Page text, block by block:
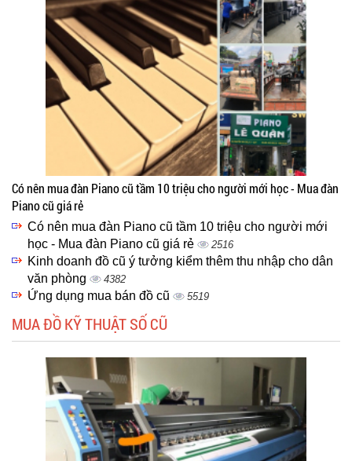
Có nên mua đàn Piano cũ tầm 10 triệu cho người mới học - Mua đàn
Piano cũ giá rẻ
Có nên mua đàn Piano cũ tầm 10 triệu cho người mới
học - Mua đàn Piano cũ giá rẻ
2516
Kinh doanh đồ cũ ý tưởng kiểm thêm thu nhập cho dân
văn phòng
4382
Ứng dụng mua bán đồ cũ 5519
MUA ĐỒ KỸ THUẬT SỐ CŨ